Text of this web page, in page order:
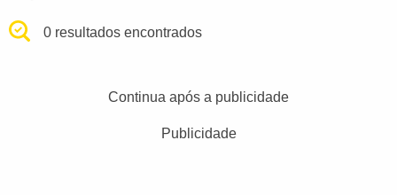
0 resultados encontrados
Continua após a publicidade
Publicidade